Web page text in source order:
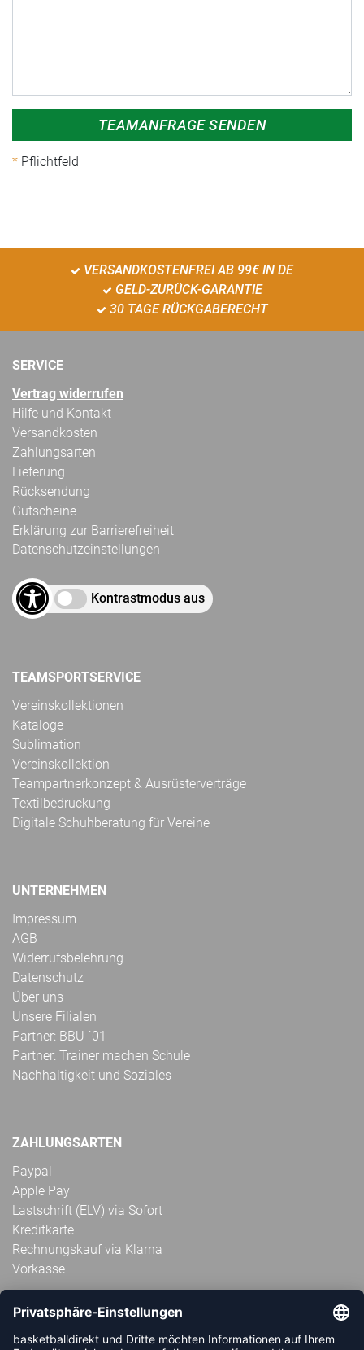
TEAMANFRAGE SENDEN
Pflichtfeld
VERSANDKOSTENFREI AB 99€ IN DE
GELD-ZURÜCK-GARANTIE
30 TAGE RÜCKGABERECHT
SERVICE
Vertrag widerrufen
Hilfe und Kontakt
Versandkosten
Zahlungsarten
Lieferung
Rücksendung
Gutscheine
Erklärung zur Barrierefreiheit
Datenschutzeinstellungen
Kontrastmodus aus
TEAMSPORTSERVICE
Vereinskollektionen
Kataloge
Sublimation
Vereinskollektion
Teampartnerkonzept & Ausrüsterverträge
Textilbedruckung
Digitale Schuhberatung für Vereine
UNTERNEHMEN
Impressum
AGB
Widerrufsbelehrung
Datenschutz
Über uns
Unsere Filialen
Partner: BBU ´01
Partner: Trainer machen Schule
Nachhaltigkeit und Soziales
ZAHLUNGSARTEN
Paypal
Apple Pay
Lastschrift (ELV) via Sofort
Kreditkarte
Rechnungskauf via Klarna
Vorkasse
ABONNIERE JETZT DEN KOSTENLOSEN
HANDBALLDIREKT-NEWSLETTER UND VERPASSE KEINE